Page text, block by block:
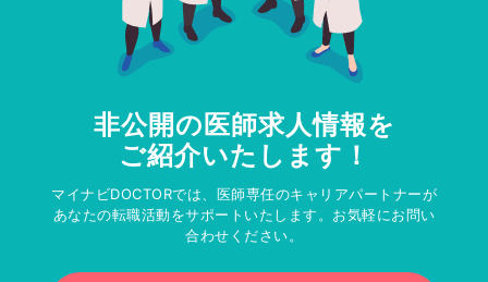
非公開の医師求人情報を
ご紹介いたします！
マイナビDOCTORでは、医師専任のキャリアパートナーが
あなたの転職活動をサポートいたします。お気軽にお問い
合わせください。